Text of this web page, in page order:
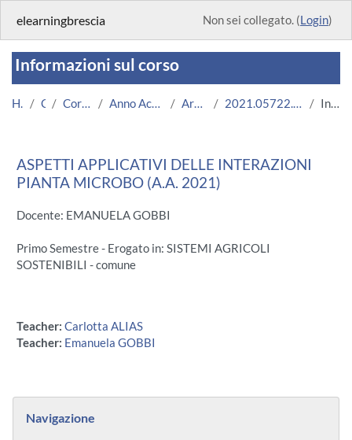
elearningbrescia Non sei collegato. (Login)
Informazioni sul corso
Home Corsi Corsi Istituzionali Anno Accademico 2021/2022 Area Ingegneria 2021.05722.2019.99.A005687.N0_5326 Introduzione
ASPETTI APPLICATIVI DELLE INTERAZIONI
PIANTA MICROBO (A.A. 2021)
Docente: EMANUELA GOBBI
Primo Semestre - Erogato in: SISTEMI AGRICOLI
SOSTENIBILI - comune
Teacher: Carlotta ALIAS
Teacher: Emanuela GOBBI
Blocchi
Navigazione